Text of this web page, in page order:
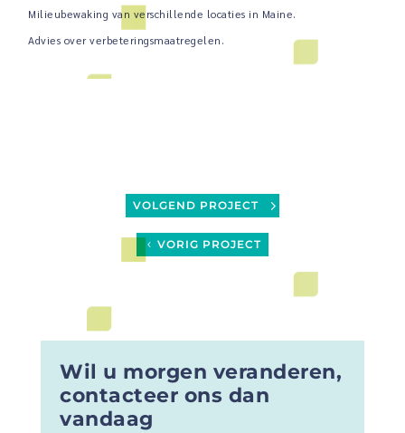
Milieubewaking van verschillende locaties in Maine.
Advies over verbeteringsmaatregelen.
VOLGEND PROJECT
VORIG PROJECT
Wil u morgen veranderen,
contacteer ons dan
vandaag